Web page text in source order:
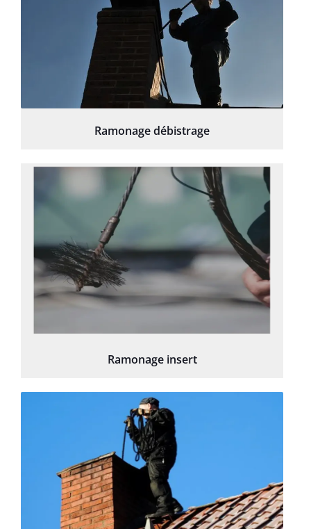
Ramonage débistrage
Ramonage insert